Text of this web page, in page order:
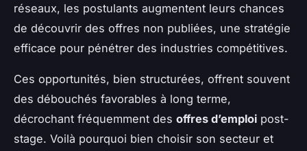
réseaux, les postulants augmentent leurs chances
de découvrir des offres non publiées, une stratégie
efficace pour pénétrer des industries compétitives.
Ces opportunités, bien structurées, offrent souvent
des débouchés favorables à long terme,
décrochant fréquemment des offres d’emploi post-
stage. Voilà pourquoi bien choisir son secteur et